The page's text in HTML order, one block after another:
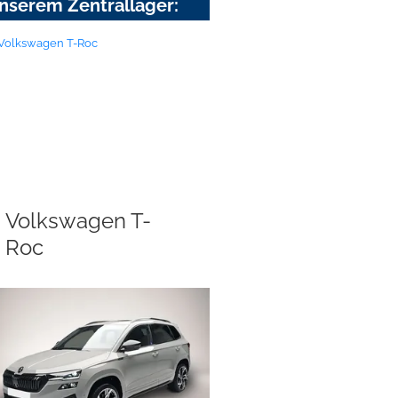
Zentrallager:
Volkswagen T-
Roc